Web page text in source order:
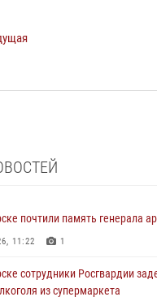
почтили память генерала
11:22 1
сотрудники Росгвардии
из супермаркета